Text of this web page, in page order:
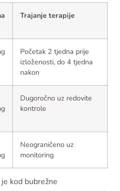
Trajanje terapije
Početak 2 tjedna prije
izloženosti, do 4 tjedna
nakon
Dugoročno uz redovite
kontrole
Neograničeno uz
monitoring
kod bubrežne